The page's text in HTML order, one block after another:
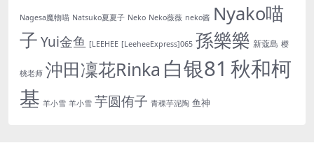
Nagesa魔物喵 Natsuko夏夏子 Neko Neko薇薇 neko酱 Nyako喵
子Yui金鱼 [LEEHEE [LeeheeExpress]065 孫樂樂 新蔻島 樱
桃老师 沖田凜花Rinka 白银81 秋和柯
基 羊小雪 羊小雪 芋圆侑子 青稞芋泥陶 鱼神